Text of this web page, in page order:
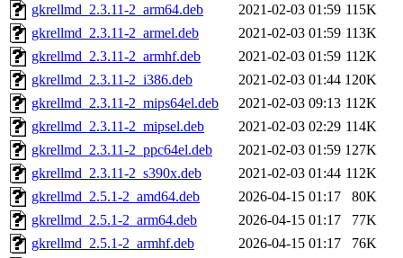
gkrellmd_2.3.11-2_arm64.deb
2021-02-03 01:59 115K
gkrellmd_2.3.11-2_armel.deb
2021-02-03 01:59 113K
gkrellmd_2.3.11-2_armhf.deb
2021-02-03 01:59 112K
gkrellmd_2.3.11-2_i386.deb
2021-02-03 01:44 120K
gkrellmd_2.3.11-2_mips64el.deb
2021-02-03 09:13 112K
gkrellmd_2.3.11-2_mipsel.deb
2021-02-03 02:29 114K
gkrellmd_2.3.11-2_ppc64el.deb
2021-02-03 01:59 127K
gkrellmd_2.3.11-2_s390x.deb
2021-02-03 01:44 112K
gkrellmd_2.5.1-2_amd64.deb
2026-04-15 01:17
80K
gkrellmd_2.5.1-2_arm64.deb
2026-04-15 01:17
77K
gkrellmd_2.5.1-2_armhf.deb
2026-04-15 01:17
76K